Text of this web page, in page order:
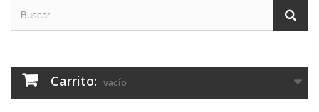
Carrito: vacío